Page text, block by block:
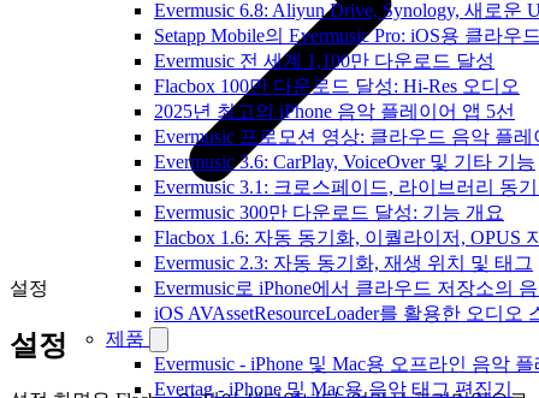
Evermusic 6.8: Aliyun Drive, Synology, 새로운
Setapp Mobile의 Evermusic Pro: iOS용 클라우
Evermusic 전 세계 1,100만 다운로드 달성
Flacbox 100만 다운로드 달성: Hi-Res 오디오
2025년 최고의 iPhone 음악 플레이어 앱 5선
Evermusic 프로모션 영상: 클라우드 음악 플레
Evermusic 3.6: CarPlay, VoiceOver 및 기타 기능
Evermusic 3.1: 크로스페이드, 라이브러리 동
Evermusic 300만 다운로드 달성: 기능 개요
Flacbox 1.6: 자동 동기화, 이퀄라이저, OPUS
Evermusic 2.3: 자동 동기화, 재생 위치 및 태그
Evermusic로 iPhone에서 클라우드 저장소의
iOS AVAssetResourceLoader를 활용한 오디오
제품
Evermusic - iPhone 및 Mac용 오프라인 음악
Evertag - iPhone 및 Mac용 음악 태그 편집기
설정
설정